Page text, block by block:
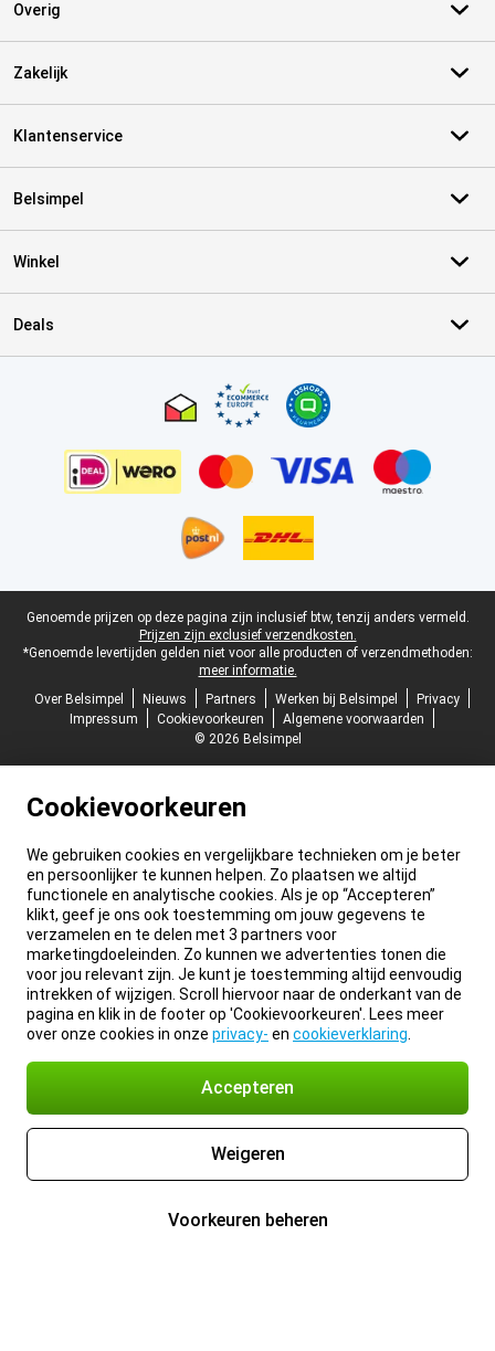
Overig
Zakelijk
Klantenservice
Belsimpel
Winkel
Deals
Juridische voettekst
Genoemde prijzen op deze pagina zijn inclusief btw, tenzij anders vermeld.
Prijzen zijn exclusief verzendkosten.
*Genoemde levertijden gelden niet voor alle producten of verzendmethoden:
meer informatie.
Over Belsimpel
Nieuws Partners Werken bij Belsimpel
Privacy
Impressum
Cookievoorkeuren
Algemene voorwaarden
© 2026 Belsimpel
Cookievoorkeuren
We gebruiken cookies en vergelijkbare technieken om je beter
en persoonlijker te kunnen helpen. Zo plaatsen we altijd
functionele en analytische cookies. Als je op “Accepteren”
klikt, geef je ons ook toestemming om jouw gegevens te
verzamelen en te delen met 3 partners voor
marketingdoeleinden. Zo kunnen we advertenties tonen die
voor jou relevant zijn. Je kunt je toestemming altijd eenvoudig
intrekken of wijzigen. Scroll hiervoor naar de onderkant van de
pagina en klik in de footer op 'Cookievoorkeuren'. Lees meer
over onze cookies in onze privacy- en cookieverklaring
Accepteren
Weigeren
Voorkeuren beheren